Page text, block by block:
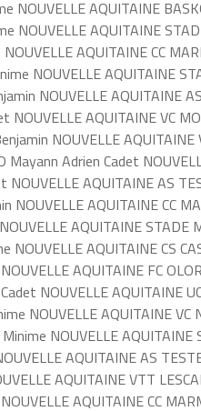
NOUVELLE AQUITAINE
NOUVELLE AQUITAINE
AQUITAINE CC
NOUVELLE AQUITAINE
NOUVELLE AQUITAINE
NOUVELLE AQUITAINE VC
NOUVELLE AQUITAINE
Mayann Adrien Cadet
NOUVELLE AQUITAINE AS
NOUVELLE AQUITAINE CC
AQUITAINE STADE
NOUVELLE AQUITAINE CS
AQUITAINE FC
NOUVELLE AQUITAINE
NOUVELLE AQUITAINE VC
NOUVELLE AQUITAINE
AQUITAINE AS
AQUITAINE VTT
AQUITAINE CC